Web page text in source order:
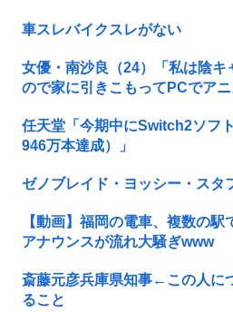
車スレバイクスレがない
女優・南沙良（24）「私は陰キ
ので家に引きこもってPCでアニ
任天堂「今期中にSwitch2ソフ
946万本達成）」
ゼノブレイド・ヨッシー・ス
【動画】福岡の電車、複数の
アナウンスが流れ大騒ぎwww
斎藤元彦兵庫県知事←この人に
ること